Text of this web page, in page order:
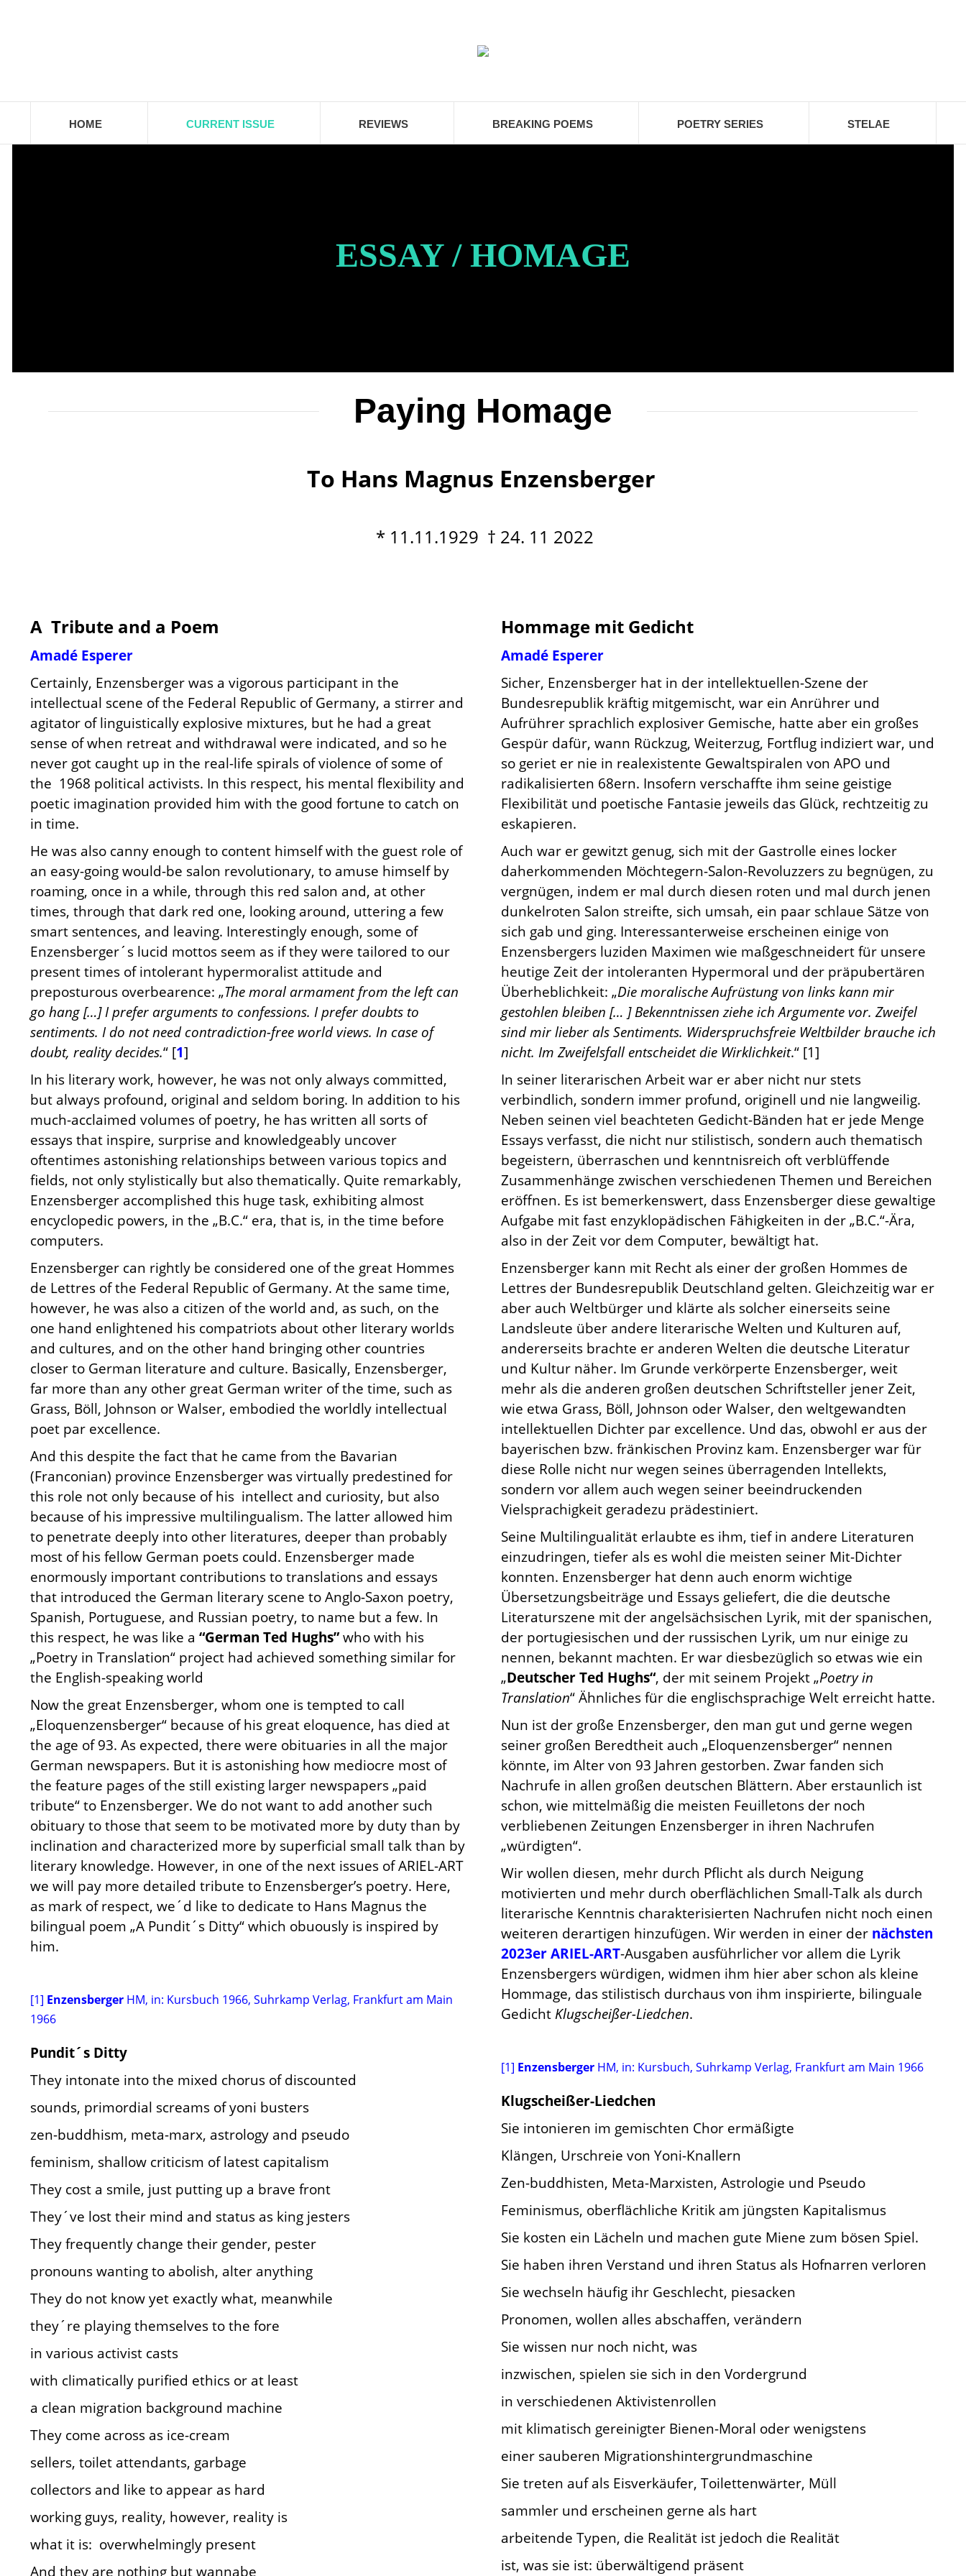
HOME CURRENT ISSUE REVIEWS BREAKING POEMS POETRY SERIES STELAE
ESSAY / HOMAGE
Paying Homage
To Hans Magnus Enzensberger
* 11.11.1929 † 24. 11 2022
A Tribute and a Poem
Amadé Esperer
Certainly, Enzensberger was a vigorous participant in the
intellectual scene of the Federal Republic of Germany, a stirrer and
agitator of linguistically explosive mixtures, but he had a great
sense of when retreat and withdrawal were indicated, and so he
never got caught up in the real-life spirals of violence of some of
the 1968 political activists. In this respect, his mental flexibility and
poetic imagination provided him with the good fortune to catch on
in time.
He was also canny enough to content himself with the guest role of
an easy-going would-be salon revolutionary, to amuse himself by
roaming, once in a while, through this red salon and, at other
times, through that dark red one, looking around, uttering a few
smart sentences, and leaving. Interestingly enough, some of
Enzensberger´s lucid mottos seem as if they were tailored to our
present times of intolerant hypermoralist attitude and
preposturous overbearence: „The moral armament from the left can
go hang […] I prefer arguments to confessions. I prefer doubts to
sentiments. I do not need contradiction-free world views. In case of
doubt, reality decides.“ [1]
In his literary work, however, he was not only always committed,
but always profound, original and seldom boring. In addition to his
much-acclaimed volumes of poetry, he has written all sorts of
essays that inspire, surprise and knowledgeably uncover
oftentimes astonishing relationships between various topics and
fields, not only stylistically but also thematically. Quite remarkably,
Enzensberger accomplished this huge task, exhibiting almost
encyclopedic powers, in the „B.C.“ era, that is, in the time before
computers.
Enzensberger can rightly be considered one of the great Hommes
de Lettres of the Federal Republic of Germany. At the same time,
however, he was also a citizen of the world and, as such, on the
one hand enlightened his compatriots about other literary worlds
and cultures, and on the other hand bringing other countries
closer to German literature and culture. Basically, Enzensberger,
far more than any other great German writer of the time, such as
Grass, Böll, Johnson or Walser, embodied the worldly intellectual
poet par excellence.
And this despite the fact that he came from the Bavarian
(Franconian) province Enzensberger was virtually predestined for
this role not only because of his intellect and curiosity, but also
because of his impressive multilingualism. The latter allowed him
to penetrate deeply into other literatures, deeper than probably
most of his fellow German poets could. Enzensberger made
enormously important contributions to translations and essays
that introduced the German literary scene to Anglo-Saxon poetry,
Spanish, Portuguese, and Russian poetry, to name but a few. In
this respect, he was like a “German Ted Hughs”who with his
„Poetry in Translation“ project had achieved something similar for
the English-speaking world
Now the great Enzensberger, whom one is tempted to call
„Eloquenzensberger“ because of his great eloquence, has died at
the age of 93. As expected, there were obituaries in all the major
German newspapers. But it is astonishing how mediocre most of
the feature pages of the still existing larger newspapers „paid
tribute“ to Enzensberger. We do not want to add another such
obituary to those that seem to be motivated more by duty than by
inclination and characterized more by superficial small talk than by
literary knowledge. However, in one of the next issues of ARIEL-ART
we will pay more detailed tribute to Enzensberger’s poetry. Here,
as mark of respect, we´d like to dedicate to Hans Magnus the
bilingual poem „A Pundit´s Ditty“ which obuously is inspired by
him.
[1] Enzensberger HM, in: Kursbuch 1966, Suhrkamp Verlag, Frankfurt am Main
1966
Pundit´s Ditty
They intonate into the mixed chorus of discounted
sounds, primordial screams of yoni busters
zen-buddhism, meta-marx, astrology and pseudo
feminism, shallow criticism of latest capitalism
They cost a smile, just putting up a brave front
They´ve lost their mind and status as king jesters
They frequently change their gender, pester
pronouns wanting to abolish, alter anything
They do not know yet exactly what, meanwhile
they´re playing themselves to the fore
in various activist casts
with climatically purified ethics or at least
a clean migration background machine
They come across as ice-cream
sellers, toilet attendants, garbage
collectors and like to appear as hard
working guys, reality, however, reality is
what it is: overwhelmingly present
And they are nothing but wannabe
Hommage mit Gedicht
Amadé Esperer
Sicher, Enzensberger hat in der intellektuellen-Szene der
Bundesrepublik kräftig mitgemischt, war ein Anrührer und
Aufrührer sprachlich explosiver Gemische, hatte aber ein großes
Gespür dafür, wann Rückzug, Weiterzug, Fortflug indiziert war, und
so geriet er nie in realexistente Gewaltspiralen von APO und
radikalisierten 68ern. Insofern verschaffte ihm seine geistige
Flexibilität und poetische Fantasie jeweils das Glück, rechtzeitig zu
eskapieren.
Auch war er gewitzt genug, sich mit der Gastrolle eines locker
daherkommenden Möchtegern-Salon-Revoluzzers zu begnügen, zu
vergnügen, indem er mal durch diesen roten und mal durch jenen
dunkelroten Salon streifte, sich umsah, ein paar schlaue Sätze von
sich gab und ging. Interessanterweise erscheinen einige von
Enzensbergers luziden Maximen wie maßgeschneidert für unsere
heutige Zeit der intoleranten Hypermoral und der präpubertären
Überheblichkeit: „Die moralische Aufrüstung von links kann mir
gestohlen bleiben [… ] Bekenntnissen ziehe ich Argumente vor. Zweifel
sind mir lieber als Sentiments. Widerspruchsfreie Weltbilder brauche ich
nicht. Im Zweifelsfall entscheidet die Wirklichkeit.“ [1]
In seiner literarischen Arbeit war er aber nicht nur stets
verbindlich, sondern immer profund, originell und nie langweilig.
Neben seinen viel beachteten Gedicht-Bänden hat er jede Menge
Essays verfasst, die nicht nur stilistisch, sondern auch thematisch
begeistern, überraschen und kenntnisreich oft verblüffende
Zusammenhänge zwischen verschiedenen Themen und Bereichen
eröffnen. Es ist bemerkenswert, dass Enzensberger diese gewaltige
Aufgabe mit fast enzyklopädischen Fähigkeiten in der „B.C.“-Ära,
also in der Zeit vor dem Computer, bewältigt hat.
Enzensberger kann mit Recht als einer der großen Hommes de
Lettres der Bundesrepublik Deutschland gelten. Gleichzeitig war er
aber auch Weltbürger und klärte als solcher einerseits seine
Landsleute über andere literarische Welten und Kulturen auf,
andererseits brachte er anderen Welten die deutsche Literatur
und Kultur näher. Im Grunde verkörperte Enzensberger, weit
mehr als die anderen großen deutschen Schriftsteller jener Zeit,
wie etwa Grass, Böll, Johnson oder Walser, den weltgewandten
intellektuellen Dichter par excellence. Und das, obwohl er aus der
bayerischen bzw. fränkischen Provinz kam. Enzensberger war für
diese Rolle nicht nur wegen seines überragenden Intellekts,
sondern vor allem auch wegen seiner beeindruckenden
Vielsprachigkeit geradezu prädestiniert.
Seine Multilingualität erlaubte es ihm, tief in andere Literaturen
einzudringen, tiefer als es wohl die meisten seiner Mit-Dichter
konnten. Enzensberger hat denn auch enorm wichtige
Übersetzungsbeiträge und Essays geliefert, die die deutsche
Literaturszene mit der angelsächsischen Lyrik, mit der spanischen,
der portugiesischen und der russischen Lyrik, um nur einige zu
nennen, bekannt machten. Er war diesbezüglich so etwas wie ein
„Deutscher Ted Hughs“, der mit seinem Projekt „Poetry in
Translation“ Ähnliches für die englischsprachige Welt erreicht hatte.
Nun ist der große Enzensberger, den man gut und gerne wegen
seiner großen Beredtheit auch „Eloquenzensberger“ nennen
könnte, im Alter von 93 Jahren gestorben. Zwar fanden sich
Nachrufe in allen großen deutschen Blättern. Aber erstaunlich ist
schon, wie mittelmäßig die meisten Feuilletons der noch
verbliebenen Zeitungen Enzensberger in ihren Nachrufen
„würdigten“.
Wir wollen diesen, mehr durch Pflicht als durch Neigung
motivierten und mehr durch oberflächlichen Small-Talk als durch
literarische Kenntnis charakterisierten Nachrufen nicht noch einen
weiteren derartigen hinzufügen. Wir werden in einer der nächsten
2023er ARIEL-ART-Ausgaben ausführlicher vor allem die Lyrik
Enzensbergers würdigen, widmen ihm hier aber schon als kleine
Hommage, das stilistisch durchaus von ihm inspirierte, bilinguale
Gedicht Klugscheißer-Liedchen.
[1] Enzensberger HM, in: Kursbuch, Suhrkamp Verlag, Frankfurt am Main 1966
Klugscheißer-Liedchen
Sie intonieren im gemischten Chor ermäßigte
Klängen, Urschreie von Yoni-Knallern
Zen-buddhisten, Meta-Marxisten, Astrologie und Pseudo
Feminismus, oberflächliche Kritik am jüngsten Kapitalismus
Sie kosten ein Lächeln und machen gute Miene zum bösen Spiel.
Sie haben ihren Verstand und ihren Status als Hofnarren verloren
Sie wechseln häufig ihr Geschlecht, piesacken
Pronomen, wollen alles abschaffen, verändern
Sie wissen nur noch nicht, was
inzwischen, spielen sie sich in den Vordergrund
in verschiedenen Aktivistenrollen
mit klimatisch gereinigter Bienen-Moral oder wenigstens
einer sauberen Migrationshintergrundmaschine
Sie treten auf als Eisverkäufer, Toilettenwärter, Müll
sammler und erscheinen gerne als hart
arbeitende Typen, die Realität ist jedoch die Realität
ist, was sie ist: überwältigend präsent